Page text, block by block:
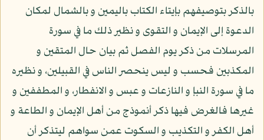
بالذكر بتوصيفهم بإيتاء الكتاب باليمين و بالشمال لمكان
الدعوة إلى الإيمان و التقوى و نظير ذلك ما في سورة
المرسلات من ذكر يوم الفصل ثم بيان حال المتقين و
المكذبين فحسب و ليس ينحصر الناس في القبيلين، و نظيره
ما في سورة النبإ و النازعات و عبس و الانفطار، و المطففين و
غيرها فالغرض فيها ذكر أنموذج من أهل الإيمان و الطاعة و
أهل الكفر و التكذيب و السكوت عمن سواهم ليتذكر أن